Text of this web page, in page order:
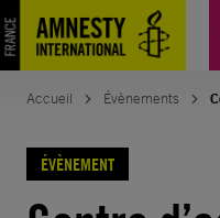
Accueil Évènements
ÉVÈNEMENT